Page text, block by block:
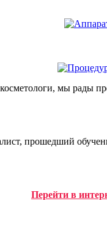
мы рады
прошедший
Перейти в